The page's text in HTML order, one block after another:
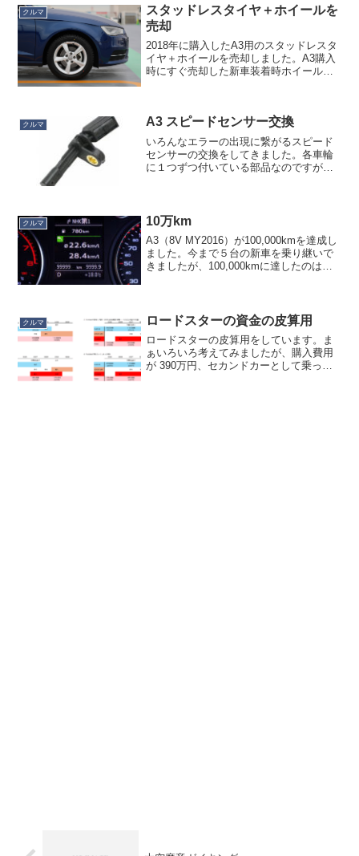
りかなり高額になる見込みとのこと。MT
免許を取る人で...
クルマ
スタッドレスタイヤ＋ホイールを
売却
2018年に購入したA3用のスタッドレスタ
イヤ＋ホイールを売却しました。A3購入
時にすぐ売却した新車装着時ホイールは
で５千円の収...
クルマ A3 スピードセンサー交換
いろんなエラーの出現に繋がるスピード
センサーの交換をしてきました。各車輪
に１つずつ付いている部品なのですが、
着していたりして若干危な...
クルマ 10万km
A3（8V MY2016）が100,000kmを達成し
ました。今まで５台の新車を乗り継いで
きましたが、100,000kmに達したのは初
クルマ ロードスターの資金の皮算用
ロードスターの皮算用をしています。ま
ぁいろいろ考えてみましたが、購入費用
が 390万円、セカンドカーとして乗った